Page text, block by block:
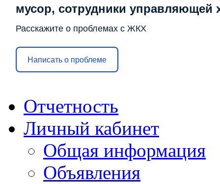
мусор, сотрудники управляющей
Расскажите о проблемах с ЖКХ
Написать о проблеме
Отчетность
Личный кабинет
Общая информация
Объявления